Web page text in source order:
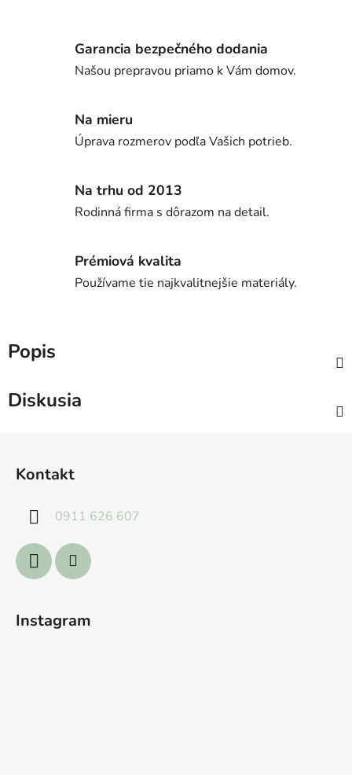
Garancia bezpečného dodania
Našou prepravou priamo k Vám domov.
Na mieru
Úprava rozmerov podľa Vašich potrieb.
Na trhu od 2013
Rodinná firma s dôrazom na detail.
Prémiová kvalita
Používame tie najkvalitnejšie materiály.
Popis
Diskusia
Kontakt
0911 626 607
Instagram